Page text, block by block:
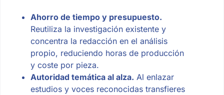
Ahorro de tiempo y presupuesto.
Reutiliza la investigación existente y
concentra la redacción en el análisis
propio, reduciendo horas de producción
y coste por pieza.
Autoridad temática al alza. Al enlazar
estudios y voces reconocidas transfieres